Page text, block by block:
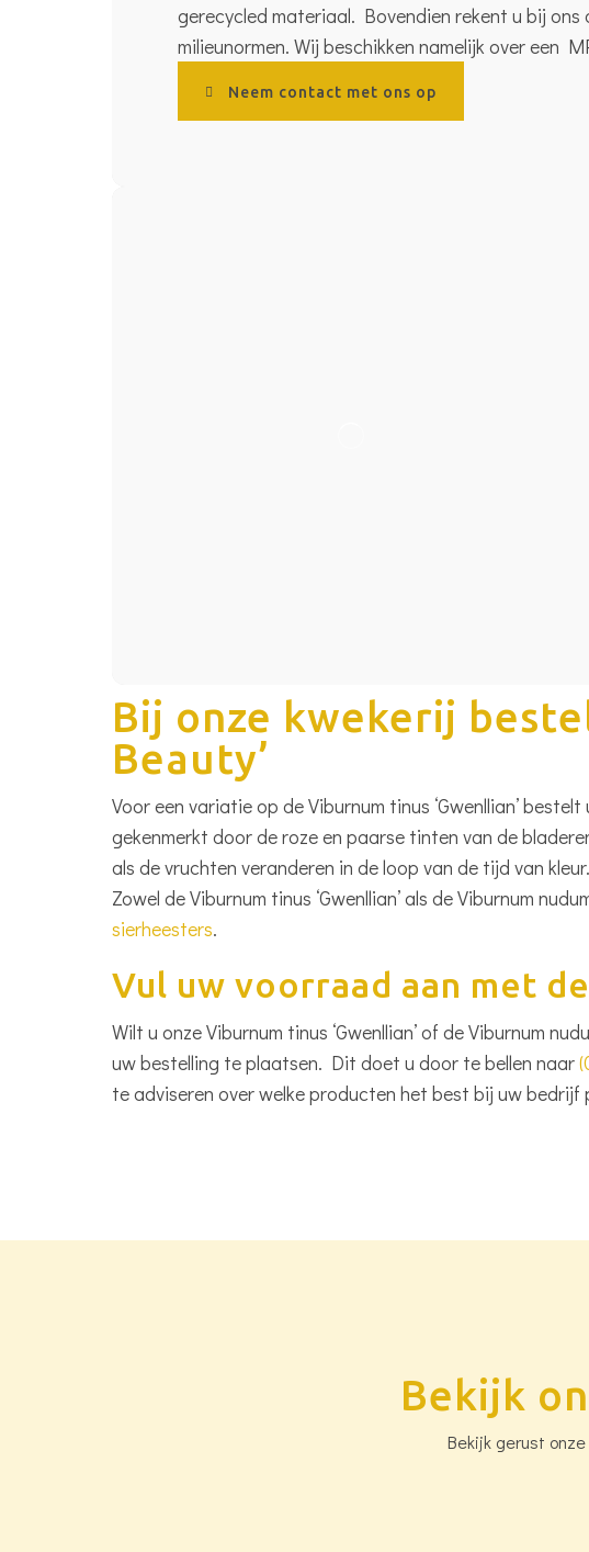
gerecycled materiaal. Bovendien rekent u bij ons
milieunormen. Wij beschikken namelijk over een
Neem contact met ons op
Bij onze kwekerij
Beauty’
Voor een variatie op de Viburnum tinus ‘Gwenllian’
gekenmerkt door de roze en paarse tinten van de
als de vruchten veranderen in de loop van de tijd van
Zowel de Viburnum tinus ‘Gwenllian’ als de Viburnum
sierheesters.
Vul uw voorraad aan met
Wilt u onze Viburnum tinus ‘Gwenllian’ of de Viburnum
uw bestelling te plaatsen. Dit doet u door te bellen naar
te adviseren over welke producten het best bij uw bedrijf
Bekijk
Bekijk gerust